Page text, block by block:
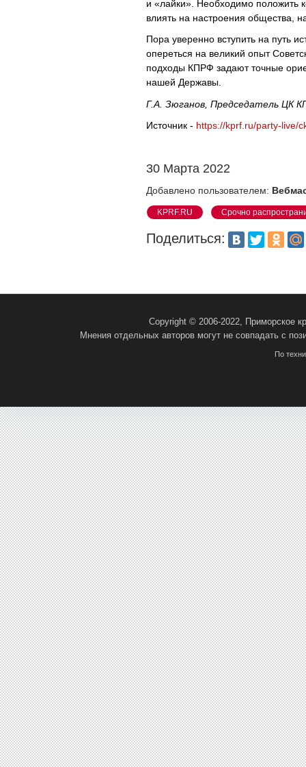
и «лайки». Необходимо положить
влиять на настроения общества,
Пора уверенно вступить на путь
опереться на великий опыт
подходы КПРФ задают точные
нашей Державы.
Г.А. Зюганов, Председатель ЦК
Источник - https://kprf.ru/party-live/
30 Марта 2022
Добавлено пользователем:
KPRF.RU Срочно
Поделиться:
Copyright © 2006-2022, Приморское
Мнения отдельных авторов могут не совпадать с
По